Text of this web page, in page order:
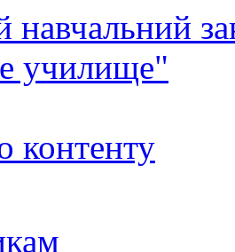
училище"
контенту